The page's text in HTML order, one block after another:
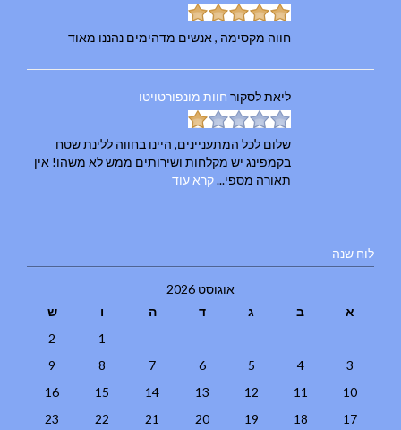
חווה מקסימה , אנשים מדהימים נהננו מאוד
ליאתלסקור חוות מונפורטויטו
שלום לכל המתעניינים, היינו בחווה ללינת שטח
בקמפינג יש מקלחות ושירותים ממש לא משהו! אין
תאורה מספי...קרא עוד
לוח שנה
אוגוסט 2026
א
ב ג ד ה ו
ש
1
2
3
4
5
6
7
8
9
10
11
12
13
14
15
16
17
18
19
20
21
22
23